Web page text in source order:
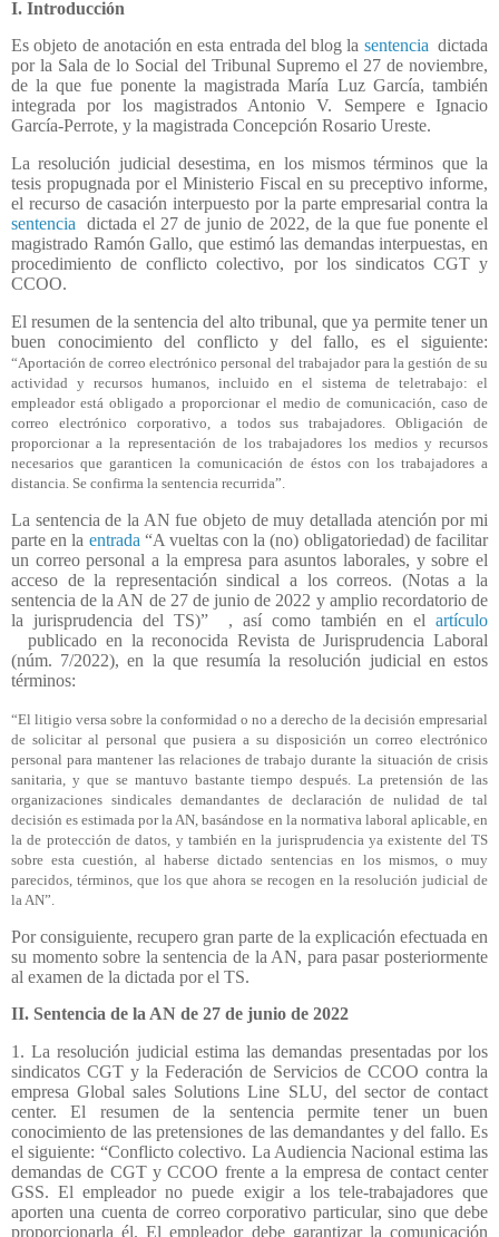
I. Introducción
Es objeto de anotación en esta entrada del blog la sentencia dictada
por la Sala de lo Social del Tribunal Supremo el 27 de noviembre,
de la que fue ponente la magistrada María Luz García, también
integrada por los magistrados Antonio V. Sempere e Ignacio
García-Perrote, y la magistrada Concepción Rosario Ureste.
La resolución judicial desestima, en los mismos términos que la
tesis propugnada por el Ministerio Fiscal en su preceptivo informe,
el recurso de casación interpuesto por la parte empresarial contra la
sentencia
dictada el 27 de junio de 2022, de la que fue ponente el
magistrado Ramón Gallo, que estimó las demandas interpuestas, en
procedimiento de conflicto colectivo, por los sindicatos CGT y
CCOO.
El resumen de la sentencia del alto tribunal, que ya permite tener un
buen conocimiento del conflicto y del fallo, es el siguiente:
“Aportación de correo electrónico personal del trabajador para la gestión de su
actividad y recursos humanos, incluido en el sistema de teletrabajo: el
empleador está obligado a proporcionar el medio de comunicación, caso de
correo electrónico corporativo, a todos sus trabajadores. Obligación de
proporcionar a la representación de los trabajadores los medios y recursos
necesarios que garanticen la comunicación de éstos con los trabajadores a
distancia. Se confirma la sentencia recurrida”.
La sentencia de la AN fue objeto de muy detallada atención por mi
parte en la entrada “A vueltas con la (no) obligatoriedad) de facilitar
un correo personal a la empresa para asuntos laborales, y sobre el
acceso de la representación sindical a los correos. (Notas a la
sentencia de la AN de 27 de junio de 2022 y amplio recordatorio de
la jurisprudencia del TS)” , así como también en el artículo
publicado en la reconocida Revista de Jurisprudencia Laboral
(núm. 7/2022), en la que resumía la resolución judicial en estos
términos:
“El litigio versa sobre la conformidad o no a derecho de la decisión empresarial
de solicitar al personal que pusiera a su disposición un correo electrónico
personal para mantener las relaciones de trabajo durante la situación de crisis
sanitaria, y que se mantuvo bastante tiempo después. La pretensión de las
organizaciones sindicales demandantes de declaración de nulidad de tal
decisión es estimada por la AN, basándose en la normativa laboral aplicable, en
la de protección de datos, y también en la jurisprudencia ya existente del TS
sobre esta cuestión, al haberse dictado sentencias en los mismos, o muy
parecidos, términos, que los que ahora se recogen en la resolución judicial de
la AN”.
Por consiguiente, recupero gran parte de la explicación efectuada en
su momento sobre la sentencia de la AN, para pasar posteriormente
al examen de la dictada por el TS.
II. Sentencia de la AN de 27 de junio de 2022
1. La resolución judicial estima las demandas presentadas por los
sindicatos CGT y la Federación de Servicios de CCOO contra la
empresa Global sales Solutions Line SLU, del sector de contact
center. El resumen de la sentencia permite tener un buen
conocimiento de las pretensiones de las demandantes y del fallo. Es
el siguiente: “Conflicto colectivo. La Audiencia Nacional estima las
demandas de CGT y CCOO frente a la empresa de contact center
GSS. El empleador no puede exigir a los tele-trabajadores que
aporten una cuenta de correo corporativo particular, sino que debe
proporcionarla él. El empleador debe garantizar la comunicación